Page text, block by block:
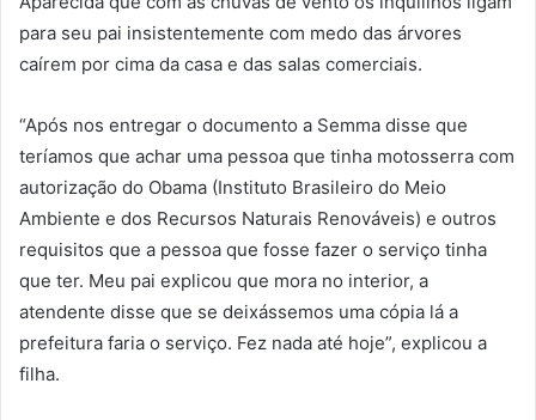
para seu pai insistentemente com medo das árvores
caírem por cima da casa e das salas comerciais.
“Após nos entregar o documento a Semma disse que
teríamos que achar uma pessoa que tinha motosserra com
autorização do Obama (Instituto Brasileiro do Meio
Ambiente e dos Recursos Naturais Renováveis) e outros
requisitos que a pessoa que fosse fazer o serviço tinha
que ter. Meu pai explicou que mora no interior, a
atendente disse que se deixássemos uma cópia lá a
prefeitura faria o serviço. Fez nada até hoje”, explicou a
filha.